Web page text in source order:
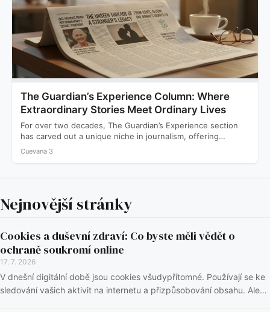
The Guardian’s Experience Column: Where
Extraordinary Stories Meet Ordinary Lives
For over two decades, The Guardian’s Experience section
has carved out a unique niche in journalism, offering
readers…
Cuevana 3
Nejnovější stránky
Cookies a duševní zdraví: Co byste měli vědět o
ochraně soukromí online
17. 7. 2026
V dnešní digitální době jsou cookies všudypřítomné. Používají se ke
sledování vašich aktivit na internetu a přizpůsobování obsahu. Ale